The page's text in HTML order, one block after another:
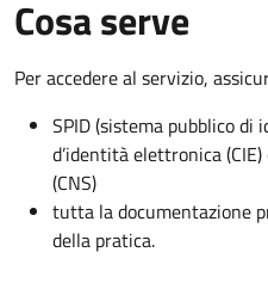
Cosa serve
Per accedere al servizio,
SPID (sistema pubblico
d’identità elettronica
(CNS)
tutta la documentazione
della pratica.